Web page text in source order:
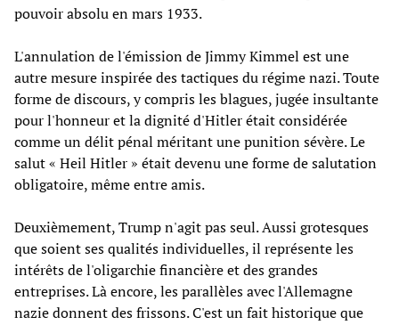
pouvoir absolu en mars 1933.
L'annulation de l'émission de Jimmy Kimmel est une
autre mesure inspirée des tactiques du régime nazi. Toute
forme de discours, y compris les blagues, jugée insultante
pour l'honneur et la dignité d'Hitler était considérée
comme un délit pénal méritant une punition sévère. Le
salut « Heil Hitler » était devenu une forme de salutation
obligatoire, même entre amis.
Deuxièmement, Trump n'agit pas seul. Aussi grotesques
que soient ses qualités individuelles, il représente les
intérêts de l'oligarchie financière et des grandes
entreprises. Là encore, les parallèles avec l'Allemagne
nazie donnent des frissons. C'est un fait historique que